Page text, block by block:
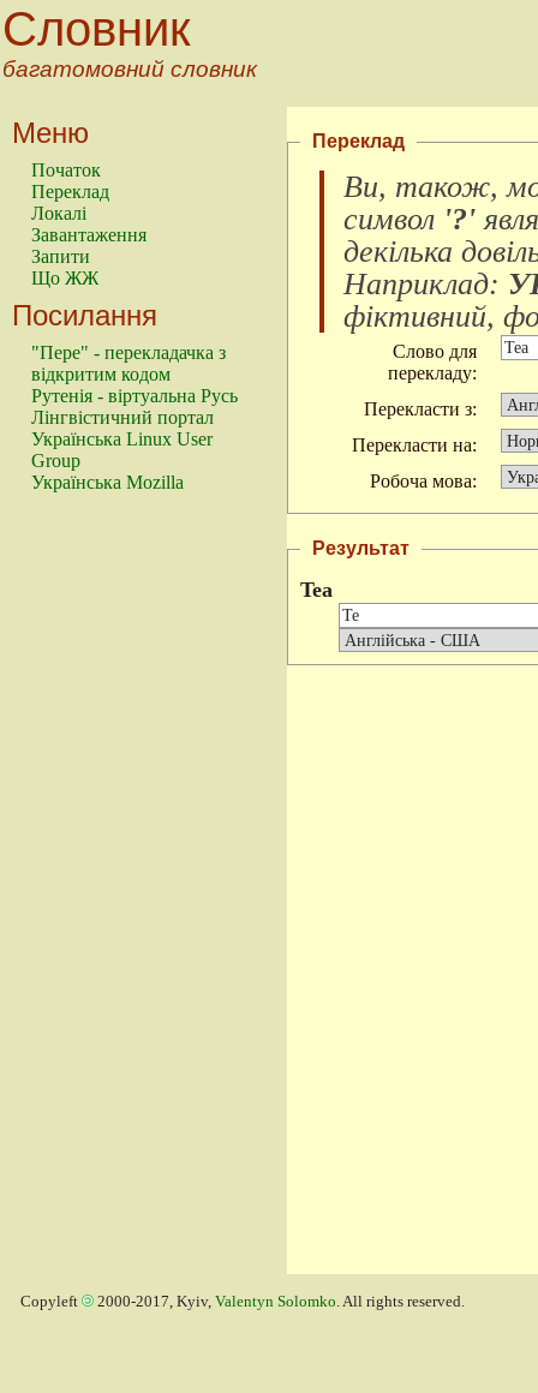
Словник
багатомовний словник
Меню
Початок
Переклад
Локалі
Завантаження
Запити
Що ЖЖ
Посилання
"Пере" - перекладачка з
відкритим кодом
Рутенія - віртуальна Русь
Лінгвістичний портал
Українська Linux User
Group
Українська Mozilla
Переклад
Ви, також,
символ '?'
декілька
Наприклад:
фіктивний,
Слово для
перекладу:
Перекласти з:
Перекласти на:
Робоча мова:
Результат
Tea
Copyleft 2000-2017, Kyiv, Valentyn Solomko. All rights reserved.